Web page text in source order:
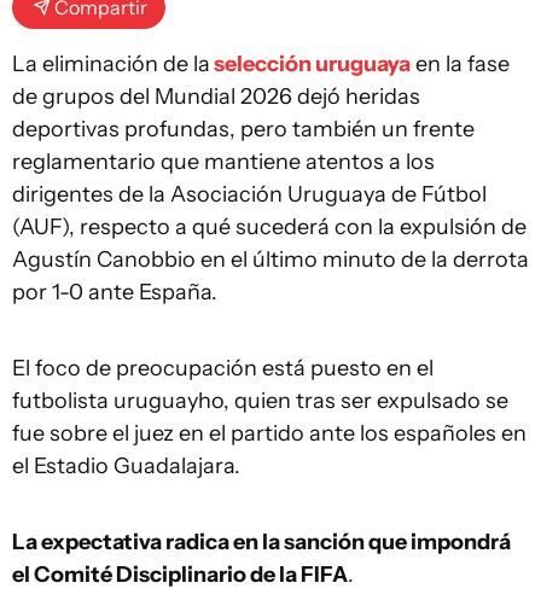
Compartir
La eliminación de laselección uruguayaen la fase
de grupos del Mundial 2026 dejó heridas
deportivas profundas, pero también un frente
reglamentario que mantiene atentos a los
dirigentes de la Asociación Uruguaya de Fútbol
(AUF), respecto a qué sucederá con la expulsión de
Agustín Canobbio en el último minuto de la derrota
por 1-0 ante España.
El foco de preocupación está puesto en el
futbolista uruguayho, quien tras ser expulsado se
fue sobre el juez en el partido ante los españoles en
el Estadio Guadalajara.
La expectativa radica en la sanción que impondrá
el Comité Disciplinario de la FIFA.